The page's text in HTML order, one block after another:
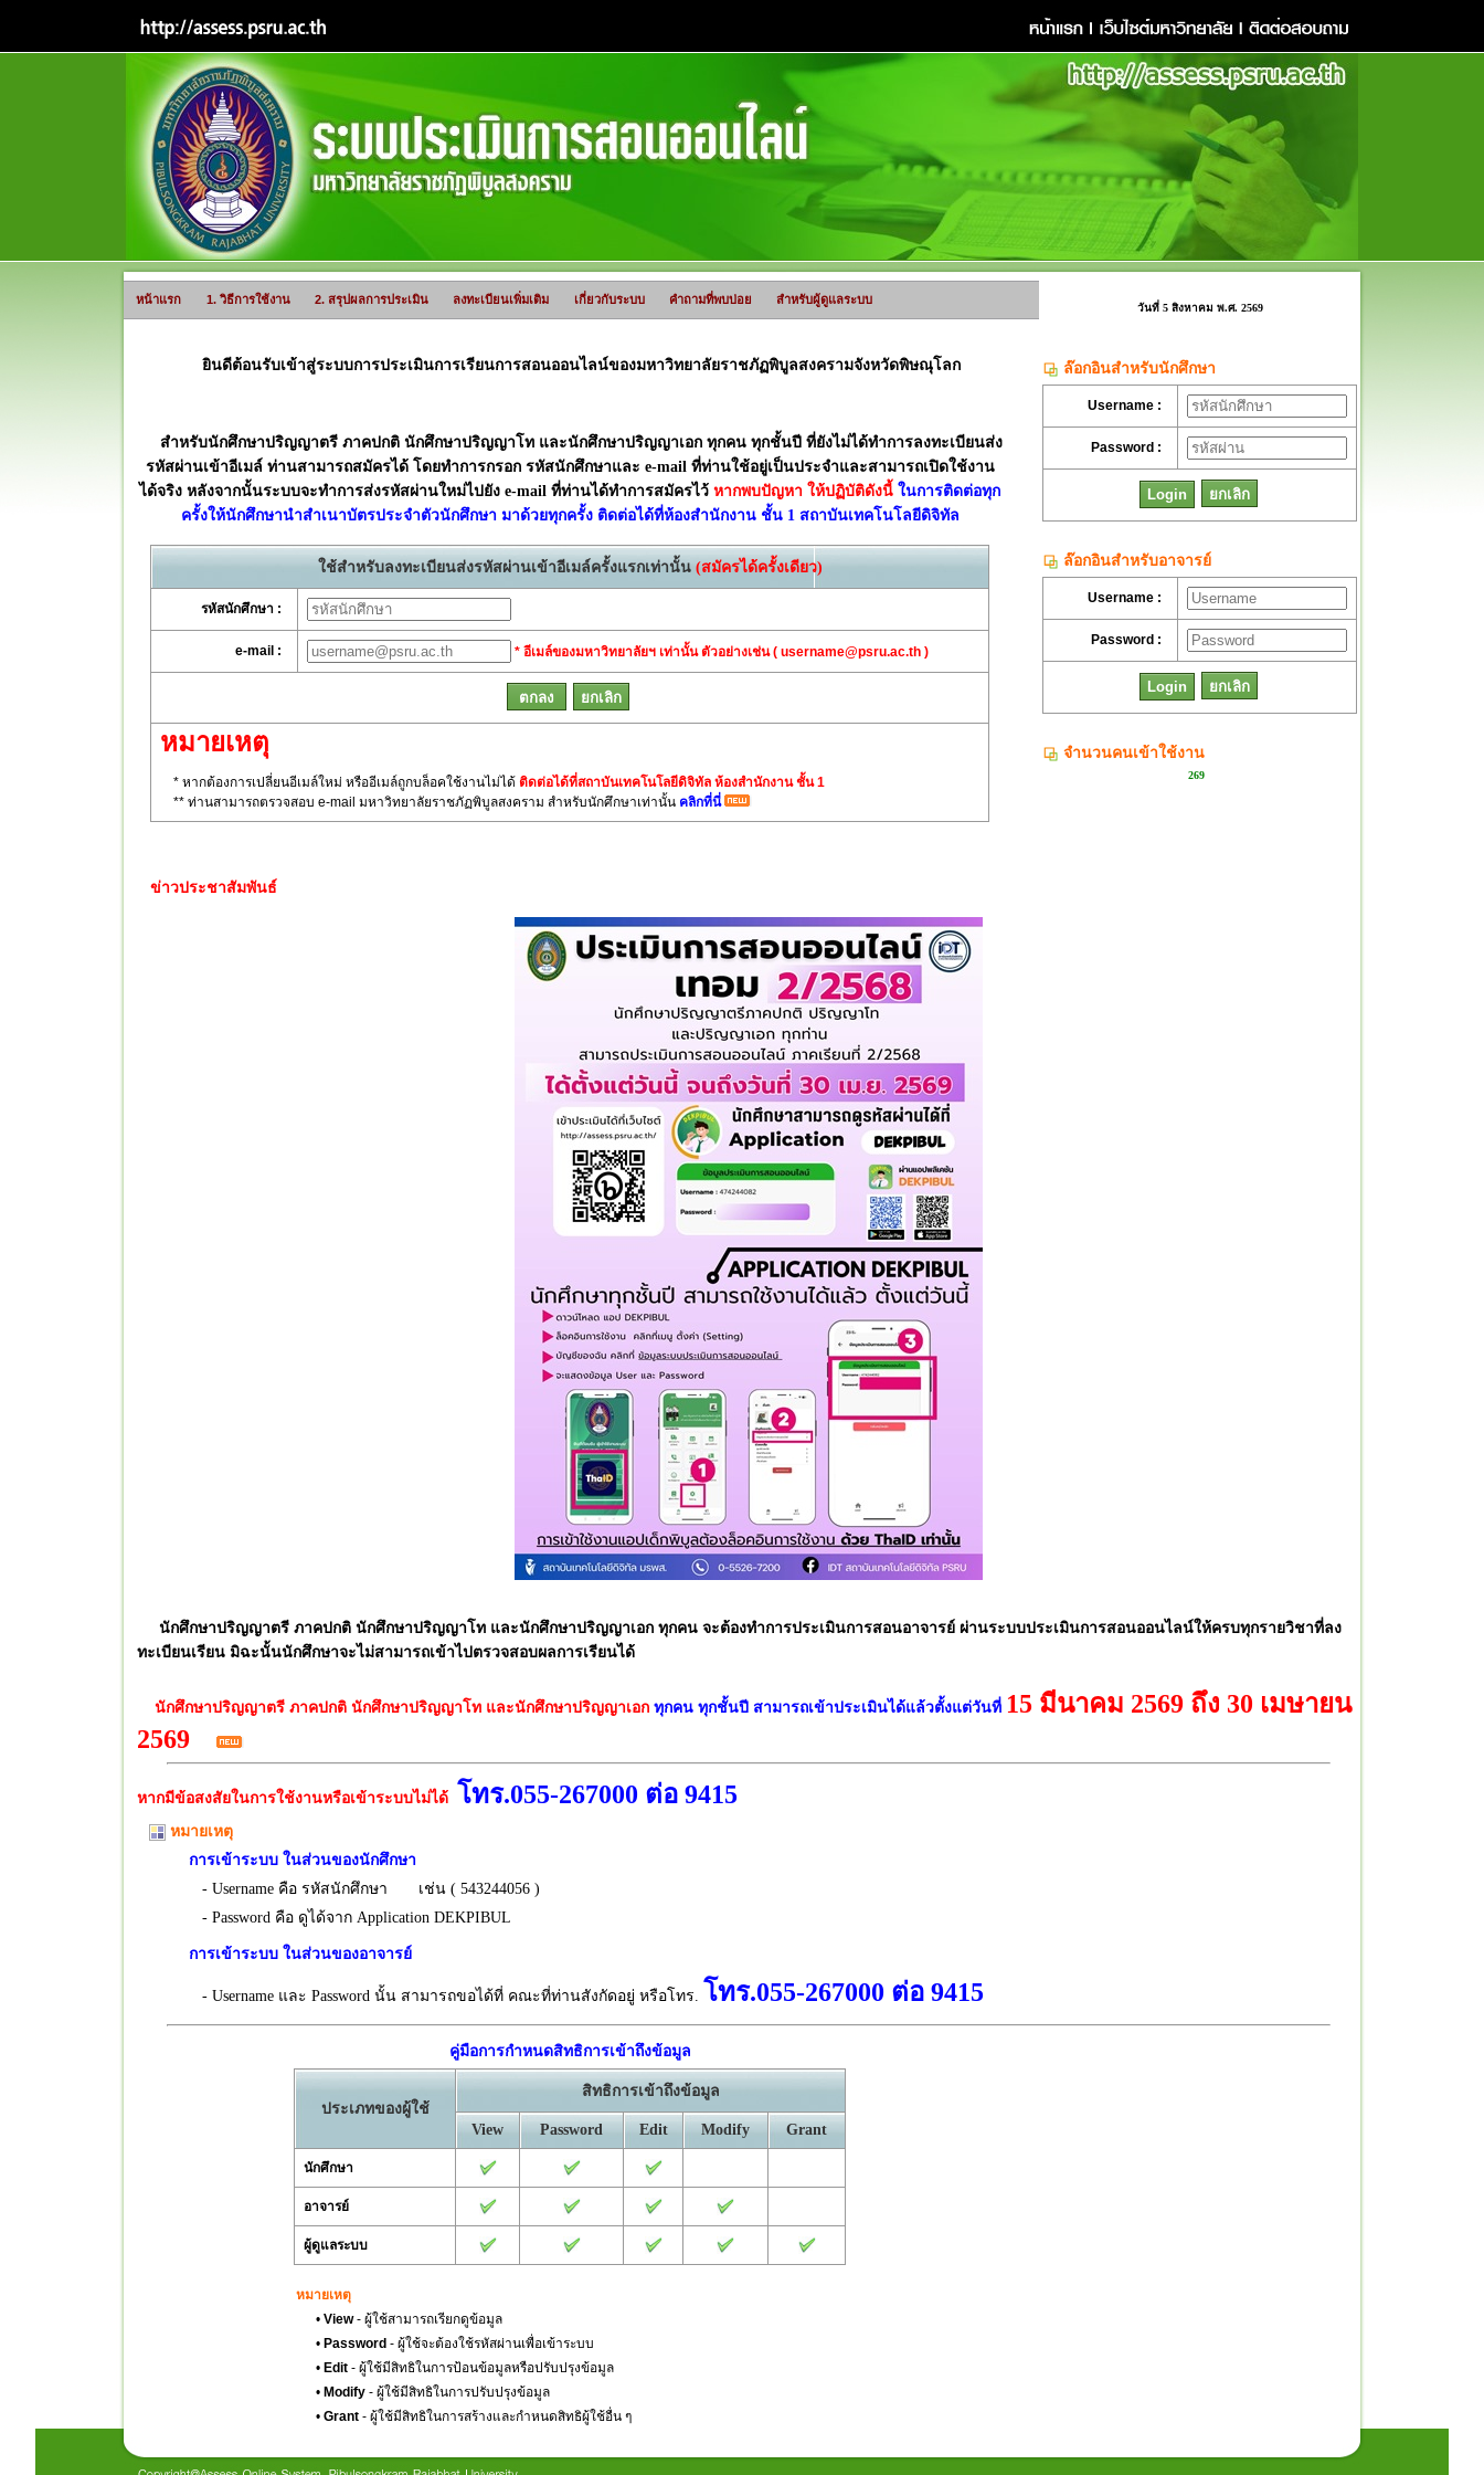
หน้าแรก 1. วิธีการใช้งาน 2. สรุปผลการประเมิน ลงทะเบียนเพิ่มเติม เกี่ยวกับระบบ คำถามที่พบบ่อย สำหรับผู้ดูแลระบบ
วันที่ 5 สิงหาคม พ.ศ. 2569
ยินดีต้อนรับเข้าสู่ระบบการประเมินการเรียนการสอนออนไลน์ของมหาวิทยาลัยราชภัฏพิบูลสงครามจังหวัดพิษณุโลก ล๊อกอินสำหรับนักศึกษา
Username :
Password :
ล๊อกอินสำหรับอาจารย์
Username :
Password :
จำนวนคนเข้าใช้งาน
269
สำหรับนักศึกษาปริญญาตรี ภาคปกติ นักศึกษาปริญญาโท และนักศึกษาปริญญาเอก ทุกคน ทุกชั้นปี ที่ยังไม่ได้ทำการลงทะเบียนส่ง
รหัสผ่านเข้าอีเมล์ ท่านสามารถสมัครได้ โดยทำการกรอก รหัสนักศึกษาและ e-mail ที่ท่านใช้อยู่เป็นประจำและสามารถเปิดใช้งาน
ได้จริง หลังจากนั้นระบบจะทำการส่งรหัสผ่านใหม่ไปยัง e-mail ที่ท่านได้ทำการสมัครไว้ หากพบปัญหา ให้ปฏิบัติดังนี้ ในการติดต่อทุก
ครั้งให้นักศึกษานำสำเนาบัตรประจำตัวนักศึกษา มาด้วยทุกครั้ง ติดต่อได้ที่ห้องสำนักงาน ชั้น 1 สถาบันเทคโนโลยีดิจิทัล
ใช้สำหรับลงทะเบียนส่งรหัสผ่านเข้าอีเมล์ครั้งแรกเท่านั้น (สมัครได้ครั้งเดียว)
รหัสนักศึกษา :
e-mail : * อีเมล์ของมหาวิทยาลัยฯ เท่านั้น ตัวอย่างเช่น ( username@psru.ac.th )
หมายเหตุ
* หากต้องการเปลี่ยนอีเมล์ใหม่ หรืออีเมล์ถูกบล็อคใช้งานไม่ได้ ติดต่อได้ที่สถาบันเทคโนโลยีดิจิทัล ห้องสำนักงาน ชั้น 1
** ท่านสามารถตรวจสอบ e-mail มหาวิทยาลัยราชภัฏพิบูลสงคราม สำหรับนักศึกษาเท่านั้น คลิกที่นี่
ข่าวประชาสัมพันธ์
นักศึกษาปริญญาตรี ภาคปกติ นักศึกษาปริญญาโท และนักศึกษาปริญญาเอก ทุกคน จะต้องทำการประเมินการสอนอาจารย์ ผ่านระบบประเมินการสอนออนไลน์ให้ครบทุกรายวิชาที่ลง
ทะเบียนเรียน มิฉะนั้นนักศึกษาจะไม่สามารถเข้าไปตรวจสอบผลการเรียนได้
นักศึกษาปริญญาตรี ภาคปกติ นักศึกษาปริญญาโท และนักศึกษาปริญญาเอก ทุกคน ทุกชั้นปี สามารถเข้าประเมินได้แล้วตั้งแต่วันที่ 15 มีนาคม 2569 ถึง 30 เมษายน
2569
หากมีข้อสงสัยในการใช้งานหรือเข้าระบบไม่ได้ โทร.055-267000 ต่อ 9415
หมายเหตุ
การเข้าระบบ ในส่วนของนักศึกษา
- Username คือ รหัสนักศึกษา เช่น ( 543244056 )
- Password คือ ดูได้จาก Application DEKPIBUL
การเข้าระบบ ในส่วนของอาจารย์
- Username และ Password นั้น สามารถขอได้ที่ คณะที่ท่านสังกัดอยู่ หรือโทร. โทร.055-267000 ต่อ 9415
คู่มือการกำหนดสิทธิการเข้าถึงข้อมูล
ประเภทของผู้ใช้
สิทธิการเข้าถึงข้อมูล
View Password Edit Modify Grant
นักศึกษา
อาจารย์
ผู้ดูแลระบบ
หมายเหตุ
• View- ผู้ใช้สามารถเรียกดูข้อมูล
• Password - ผู้ใช้จะต้องใช้รหัสผ่านเพื่อเข้าระบบ
• Edit - ผู้ใช้มีสิทธิในการป้อนข้อมูลหรือปรับปรุงข้อมูล
• Modify - ผู้ใช้มีสิทธิในการปรับปรุงข้อมูล
• Grant - ผู้ใช้มีสิทธิในการสร้างและกำหนดสิทธิผู้ใช้อื่น ๆ